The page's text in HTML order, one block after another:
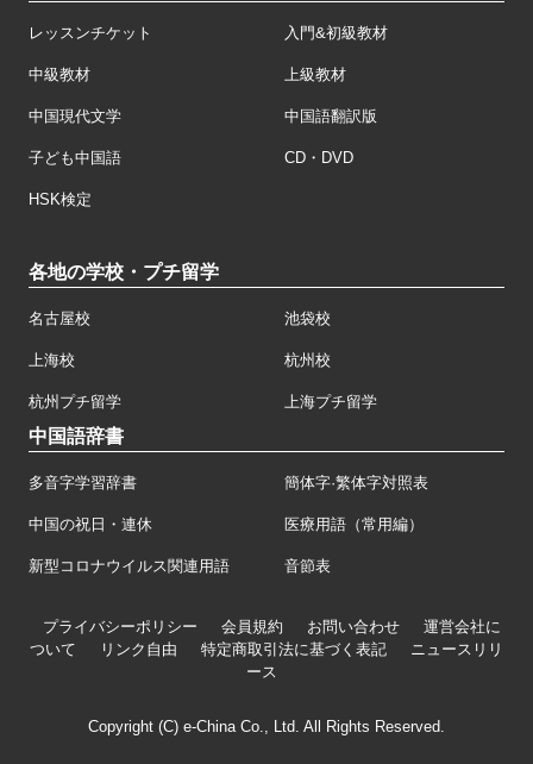
レッスンチケット 入門&初級教材
中級教材 上級教材
中国現代文学 中国語翻訳版
子ども中国語 CD・DVD
HSK検定
各地の学校・プチ留学
名古屋校 池袋校
上海校 杭州校
杭州プチ留学 上海プチ留学
中国語辞書
多音字学習辞書 簡体字·繁体字対照表
中国の祝日・連休 医療用語（常用編）
新型コロナウイルス関連用語 音節表
プライバシーポリシー 会員規約 お問い合わせ
運営会社に
ついて
リンク自由 特定商取引法に基づく表記
ニュースリリ
ース
Copyright (C) e-China Co., Ltd. All Rights Reserved.